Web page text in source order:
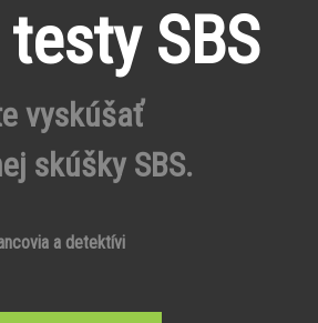
SBS
vyskúšať
skúšky SBS.
a detektívi